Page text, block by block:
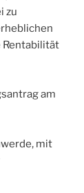
zu
Rentabilität
am
mit